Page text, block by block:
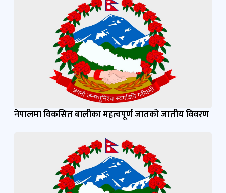
नेपालमा विकसित बालीका महत्वपूर्ण जातको जातीय विवरण